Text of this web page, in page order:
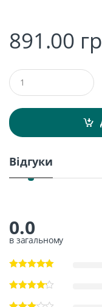
891.00
Q
u
t
i
Відгуки
0.0
в загальному